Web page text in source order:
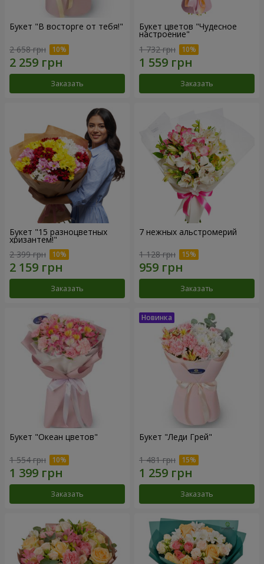
Букет "В восторге от тебя!"
2 658 грн
Заказать
Букет цветов "Чудесное
настроение"
1 732 грн
Заказать
Букет "15 разноцветных
хризантем!"
2 399 грн
Заказать
7 нежных альстромерий
1 128 грн
Заказать
Букет "Океан цветов"
1 554 грн
Заказать
Букет "Леди Грей"
1 481 грн
Заказать